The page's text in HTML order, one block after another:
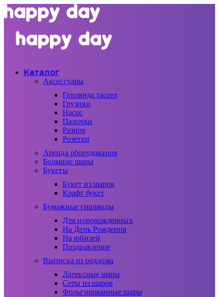
Каталог
Аксессуары
Гирлянда тассел
Грузики
Насос
Палочки
Разное
Розетки
Аренда оборудования
Большие шары
Букеты
Букет из шаров
Крафт букет
Бумажные гирлянды
Для новорожденных
На День Рождения
На юбилей
Поздравление
Выписка из роддома
Латексные шары
Сеты из шаров
Фольгированные шары